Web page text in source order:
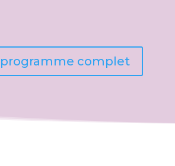
complet